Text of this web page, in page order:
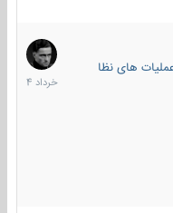
های نظامی خارجی
5
خرداد
1404